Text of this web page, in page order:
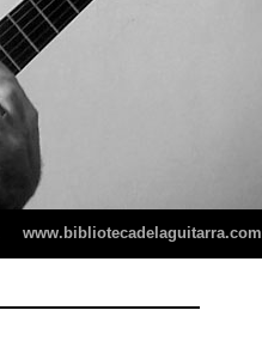
www.bibliotecadelaguitarra.com